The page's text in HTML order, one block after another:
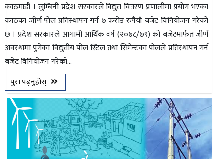
काठमाडौं । लुम्बिनी प्रदेश सरकारले विद्युत वितरण प्रणालीमा प्रयाेग भएका
काठका जीर्ण पोल प्रतिस्थापन गर्न ७ करोड रुपैयाँ बजेट विनियोजन गरेको
छ । प्रदेश सरकारले आगामी आर्थिक वर्ष (२०७८/७९) को बजेटमार्फत जीर्ण
अवस्थामा पुगेका विद्युतीय पोल स्टिल तथा सिमेन्टका पोलले प्रतिस्थापन गर्न
बजेट विनियोजन गरेको...
पुरा पढ्नुहोस्